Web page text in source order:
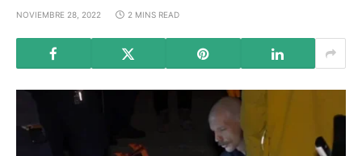
NOVIEMBRE 28, 2022 2 MINS READ